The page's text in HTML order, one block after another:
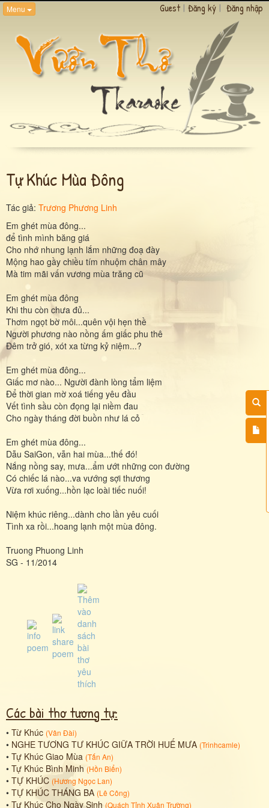
Menu Guest | Đăng ký | Đăng nhập
Tự Khúc Mùa Đông
Tác giả: Trương Phương Linh
Em ghét mùa đông...
để tình mình băng giá
Cho nhớ nhung lạnh lắm những đoạ đày
Mộng hao gầy chiều tím nhuộm chân mây
Mà tim mãi vấn vương mùa trăng cũ
Em ghét mùa đông
Khi thu còn chưa đủ...
Thơm ngọt bờ môi...quên vội hẹn thề
Người phương nào nồng ấm giấc phu thê
Đêm trở gió, xót xa từng kỷ niệm...?
Em ghét mùa đông...
Giấc mơ nào... Người đành lòng tẩm liệm
Để thời gian mờ xoá tiếng yêu đầu
Vết tình sầu còn đọng lại niềm đau
Cho ngày tháng đời buồn như lá cỏ
Em ghét mùa đông...
Dẫu SaiGon, vẫn hai mùa...thế đó!
Nắng nồng say, mưa...ẩm ướt những con đường
Có chiếc lá nào...va vướng sợi thương
Vừa rơi xuống...hồn lạc loài tiếc nuối!
Niệm khúc riêng...dành cho lần yêu cuối
Tình xa rồi...hoang lạnh một mùa đông.
Truong Phuong Linh
SG - 11/2014
Các bài thơ tương tự:
• Từ Khúc (Vân Đài)
• NGHE TƯƠNG TƯ KHÚC GIỮA TRỜI HUẾ MƯA (Trinhcamle)
• Tự Khúc Giao Mùa (Tấn An)
• Tự Khúc Bình Minh (Hồn Biển)
• TỰ KHÚC (Hương Ngọc Lan)
• TỰ KHÚC THÁNG BA (Lê Công)
• Tự Khúc Cho Ngày Sinh (Quách Tỉnh Xuân Trường)